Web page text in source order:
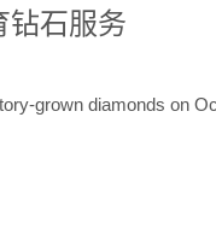
钻石服务
grown diamonds on